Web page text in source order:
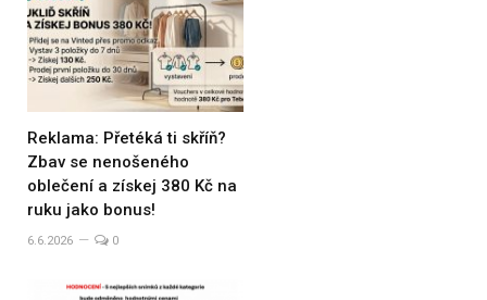
Reklama: Přetéká ti skříň?
Zbav se nenošeného
oblečení a získej 380 Kč na
ruku jako bonus!
6.6.2026 0